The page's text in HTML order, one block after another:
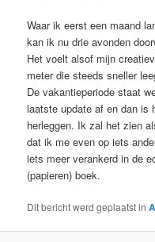
Waar ik eerst een maand
kan ik nu drie avonden
Het voelt alsof mijn
meter die steeds sneller
De vakantieperiode staat
laatste update af en dan is
herleggen. Ik zal het zien
dat ik me even op iets
iets meer verankerd in de
(papieren) boek.
Dit bericht werd geplaatst in